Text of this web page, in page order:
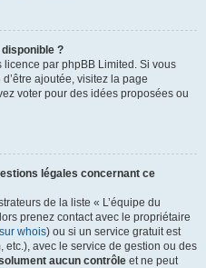
disponible ?
par phpBB Limited. Si vous
ajoutée, visitez la page
voter pour des idées proposées ou
légales concernant ce
de la liste « L’équipe du
prenez contact avec le propriétaire
whois) ou si un service gratuit est
etc.), avec le service de gestion ou des
aucun contrôle et ne peut